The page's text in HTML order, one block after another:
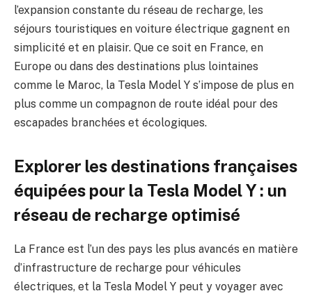
l’expansion constante du réseau de recharge, les
séjours touristiques en voiture électrique gagnent en
simplicité et en plaisir. Que ce soit en France, en
Europe ou dans des destinations plus lointaines
comme le Maroc, la Tesla Model Y s’impose de plus en
plus comme un compagnon de route idéal pour des
escapades branchées et écologiques.
Explorer les destinations françaises
équipées pour la Tesla Model Y : un
réseau de recharge optimisé
La France est l’un des pays les plus avancés en matière
d’infrastructure de recharge pour véhicules
électriques, et la Tesla Model Y peut y voyager avec